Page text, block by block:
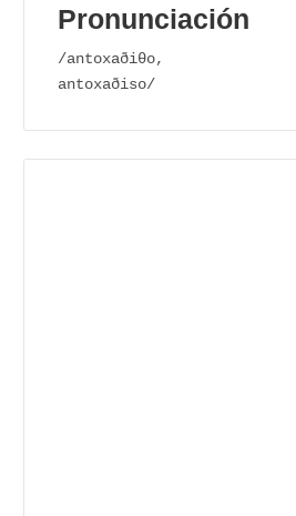
Pronunciación
/antoxaðiθo,
antoxaðiso/